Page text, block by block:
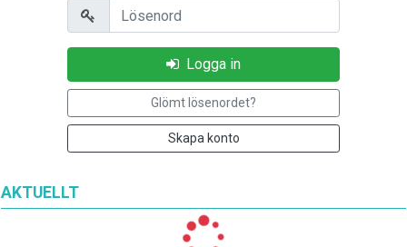
AKTUELLT
Lösenord
Logga in
Glömt lösenordet?
Skapa konto